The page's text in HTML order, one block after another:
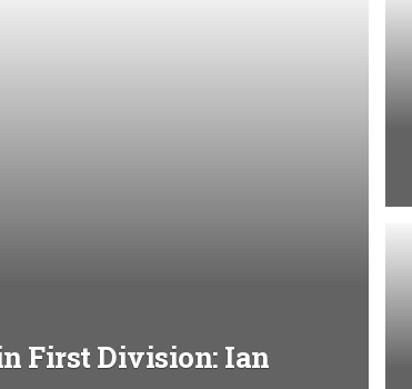
First Division: Ian